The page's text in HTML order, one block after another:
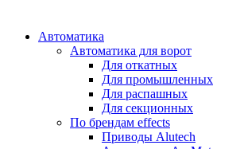
Автоматика
Автоматика для ворот
Для откатных
Для промышленных
Для распашных
Для секционных
По брендам effects
Приводы Alutech